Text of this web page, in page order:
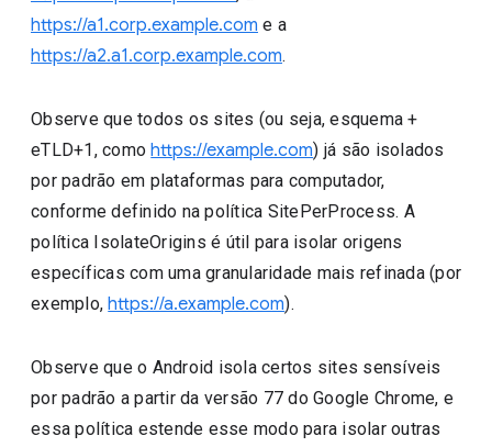
https://a1.corp.example.com e a
https://a2.a1.corp.example.com.
Observe que todos os sites (ou seja, esquema +
eTLD+1, comohttps://example.com) já são isolados
por padrão em plataformas para computador,
conforme definido na política SitePerProcess. A
política IsolateOrigins é útil para isolar origens
específicas com uma granularidade mais refinada (por
exemplo,https://a.example.com).
Observe que o Android isola certos sites sensíveis
por padrão a partir da versão 77 do Google Chrome, e
essa política estende esse modo para isolar outras